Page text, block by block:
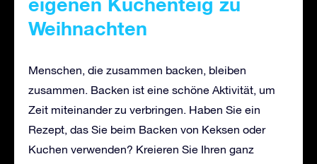
Weihnachten
Menschen, die zusammen backen, bleiben
zusammen. Backen ist eine schöne Aktivität, um
Zeit miteinander zu verbringen. Haben Sie ein
Rezept, das Sie beim Backen von Keksen oder
Kuchen verwenden? Kreieren Sie Ihren ganz